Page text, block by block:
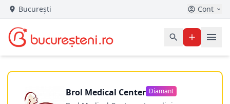
București Cont
Brol Medical Center Diamant